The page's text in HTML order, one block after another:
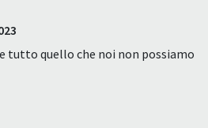
tutto quello che noi non possiamo